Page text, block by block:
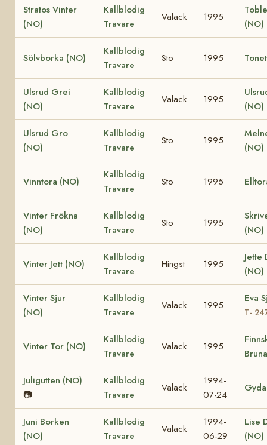
Stratos Vinter
(NO)
Kallblodig
Travare
Valack 1995
(NO)
Sölvborka (NO)
Kallblodig
Travare
Sto 1995
Ulsrud Grei
(NO)
Kallblodig
Travare
Valack 1995
(NO)
Ulsrud Gro
(NO)
Kallblodig
Travare
Sto 1995
(NO)
Vinntora (NO)
Kallblodig
Travare
Sto 1995
Vinter Frökna
(NO)
Kallblodig
Travare
Sto 1995
(NO)
Vinter Jett (NO)
Kallblodig
Travare
Hingst 1995
Jette
(NO)
Vinter Sjur
(NO)
Kallblodig
Travare
Valack 1995
Eva
T-
Vinter Tor (NO)
Kallblodig
Travare
Valack 1995
Juligutten (NO)
📷
Kallblodig
Travare
Valack
1994-
07-24
Juni Borken
(NO)
Kallblodig
Travare
Valack
1994-
06-29
Lise
(NO)